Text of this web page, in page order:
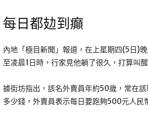
每日都攰到癲
內地「極目新聞」報道，在上星期四(5日)
至凌晨1日時，行家見他躺了很久，打算叫
據街坊指出，該名外賣員年約50歲，常在
多少錢，外賣員表示每日要跑夠500元人民